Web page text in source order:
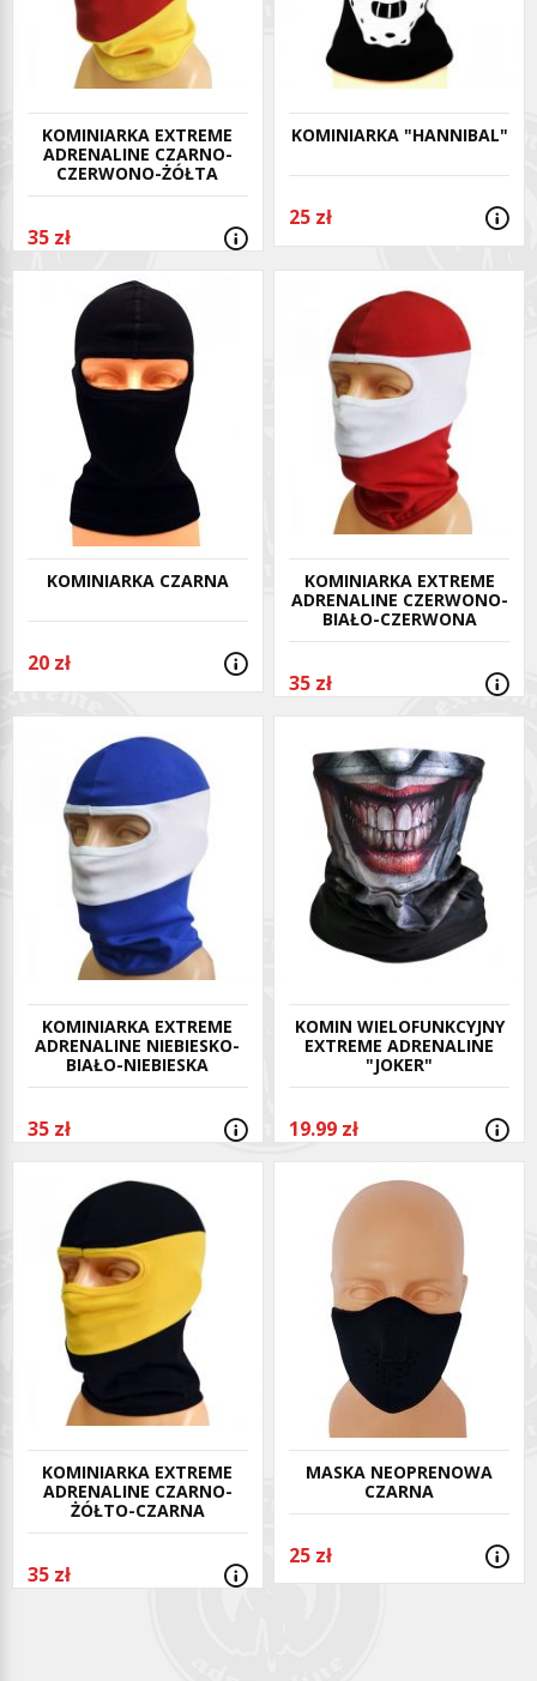
KOMINIARKA EXTREME
ADRENALINE CZARNO-
CZERWONO-ŻÓŁTA
35 zł
KOMINIARKA "HANNIBAL"
25 zł
KOMINIARKA CZARNA
20 zł
KOMINIARKA EXTREME
ADRENALINE CZERWONO-
BIAŁO-CZERWONA
35 zł
KOMINIARKA EXTREME
ADRENALINE NIEBIESKO-
BIAŁO-NIEBIESKA
35 zł
KOMIN WIELOFUNKCYJNY
EXTREME ADRENALINE
"JOKER"
19.99 zł
KOMINIARKA EXTREME
ADRENALINE CZARNO-
ŻÓŁTO-CZARNA
35 zł
MASKA NEOPRENOWA
CZARNA
25 zł